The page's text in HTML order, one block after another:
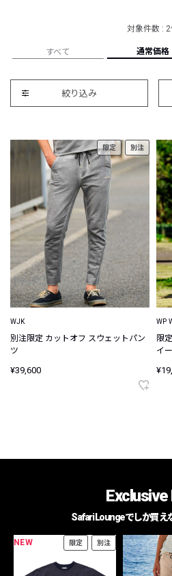
対象件数 :
すべて 通常価格
絞り込み
限定 別注
WJK
別注限定 カットオフ スウェットパン
ツ
¥39,600
WP
限
イ
Exclusive
Safari Loungeでしか買え
NEW 限定 別注